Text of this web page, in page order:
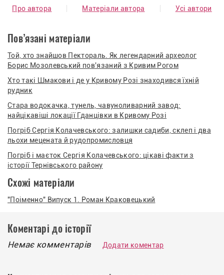
Про автора Матеріали автора Усі автори
Пов’язані матеріали
Той, хто знайшов Пектораль. Як легендарний археолог
Борис Мозолевський пов'язаний з Кривим Рогом
Хто такі Шмакови і де у Кривому Розі знаходився їхній
рудник
Стара водокачка, тунель, чавуноливарний завод:
найцікавіші локації Гданцівки в Кривому Розі
Погріб Сергія Колачевського: залишки садиби, склеп і два
льохи мецената й рудопромисловця
Погріб і маєток Сергія Колачевського: цікаві факти з
історії Тернівського району
Схожі матеріали
"Поіменно" Випуск 1. Роман Краковецький
Коментарі до історії
Немає комментарів Додати коментар